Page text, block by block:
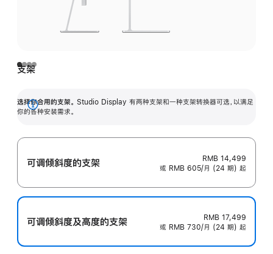
支架
选择你合用的支架。 Studio Display 有两种支架和一种支架转换器可选，以满足
你的各种安装需求。
展
可调倾斜度的支架
RMB 14,499
或 RMB 605/月 (24 期) 起
可调倾斜度及高‍度的支‍架
RMB 17,499
或 RMB 730/月 (24 期) 起